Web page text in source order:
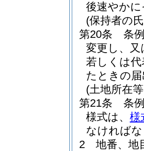
後速やか
(保持者の
第20条
条
変更し、
若しくは
たときの
(土地所在
第21条
条
様式は、 様
なければ
2
地番、地